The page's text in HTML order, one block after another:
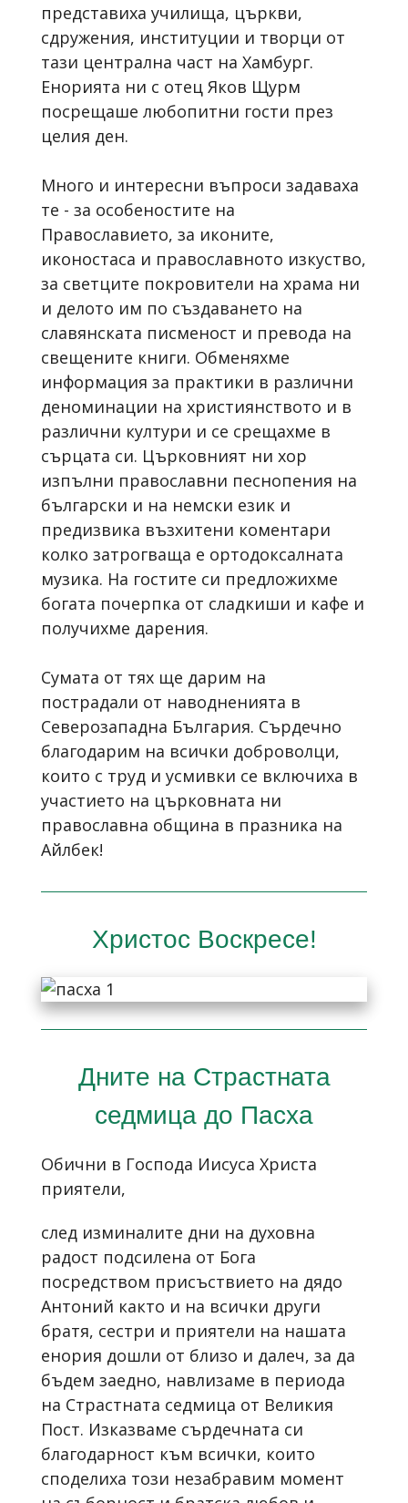
представиха училища, църкви,
сдружения, институции и творци от
тази централна част на Хамбург.
Енорията ни с отец Яков Щурм
посрещаше любопитни гости през
целия ден.
Много и интересни въпроси задаваха
те - за особеностите на
Православието, за иконите,
иконостаса и православното изкуство,
за светците покровители на храма ни
и делото им по създаването на
славянската писменост и превода на
свещените книги. Обменяхме
информация за практики в различни
деноминации на християнството и в
различни култури и се срещахме в
сърцата си. Църковният ни хор
изпълни православни песнопения на
български и на немски език и
предизвика възхитени коментари
колко затрогваща е ортодоксалната
музика. На гостите си предложихме
богата почерпка от сладкиши и кафе и
получихме дарения.
Сумата от тях ще дарим на
пострадали от наводненията в
Северозападна България. Сърдечно
благодарим на всички доброволци,
които с труд и усмивки се включиха в
участието на църковната ни
православна община в празника на
Айлбек!
Христос Воскресе!
Дните на Страстната
седмица до Пасха
Обични в Господа Иисуса Христа
приятели,
след изминалите дни на духовна
радост подсилена от Бога
посредством присъствието на дядо
Антоний както и на всички други
братя, сестри и приятели на нашата
енория дошли от близо и далеч, за да
бъдем заедно, навлизаме в периода
на Страстната седмица от Великия
Пост. Изказваме сърдечната си
благодарност към всички, които
споделиха този незабравим момент